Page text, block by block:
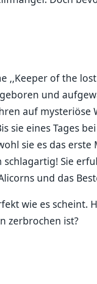
,,Keeper of the
und
auf
sie eines Tages
sie es das
Sie
und das
wie es scheint.
zerbrochen ist?